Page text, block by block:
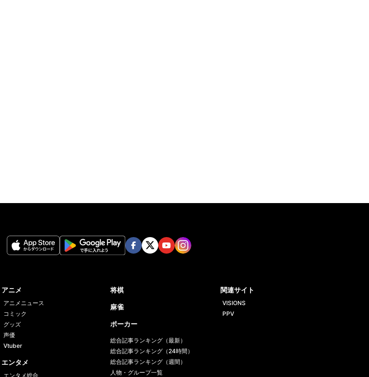
アニメ
アニメニュース
コミック
グッズ
声優
Vtuber
エンタメ
エンタメ総合
将棋
麻雀
ポーカー
総合記事ランキング（最新）
総合記事ランキング（24時間）
総合記事ランキング（週間）
人物・グループ一覧
関連サイト
VISIONS
PPV